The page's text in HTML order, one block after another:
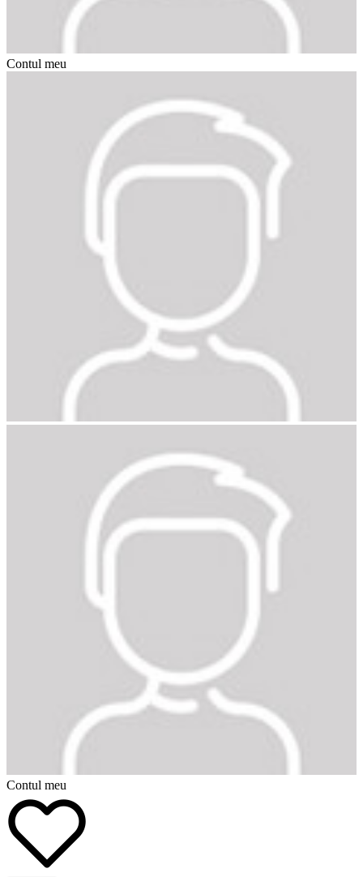
Contul meu
Contul meu